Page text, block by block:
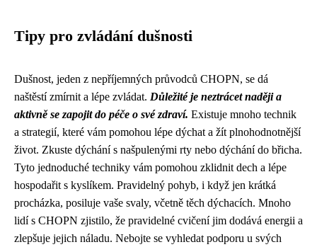
Tipy pro zvládání dušnosti
Dušnost, jeden z nepříjemných průvodců CHOPN, se dá
naštěstí zmírnit a lépe zvládat. Důležité je neztrácet naději a
aktivně se zapojit do péče o své zdraví. Existuje mnoho technik
a strategií, které vám pomohou lépe dýchat a žít plnohodnotnější
život. Zkuste dýchání s našpulenými rty nebo dýchání do břicha.
Tyto jednoduché techniky vám pomohou zklidnit dech a lépe
hospodařit s kyslíkem. Pravidelný pohyb, i když jen krátká
procházka, posiluje vaše svaly, včetně těch dýchacích. Mnoho
lidí s CHOPN zjistilo, že pravidelné cvičení jim dodává energii a
zlepšuje jejich náladu. Nebojte se vyhledat podporu u svých